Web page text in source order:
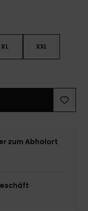
XL XXL
zum Abholort